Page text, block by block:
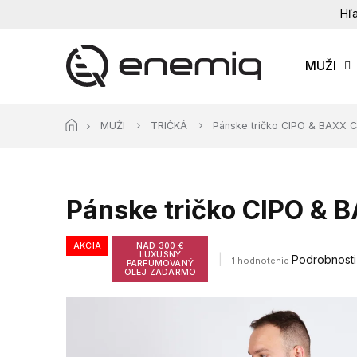
MUŽI
MUŽI TRIČKÁ Pánske tričko CIPO & BAXX
Pánske tričko CIPO &
AKCIA
NAD 300 €
LUXUSNÝ
PARFUMOVANÝ
OLEJ ZADARMO
Priemerné
1 hodnotenie